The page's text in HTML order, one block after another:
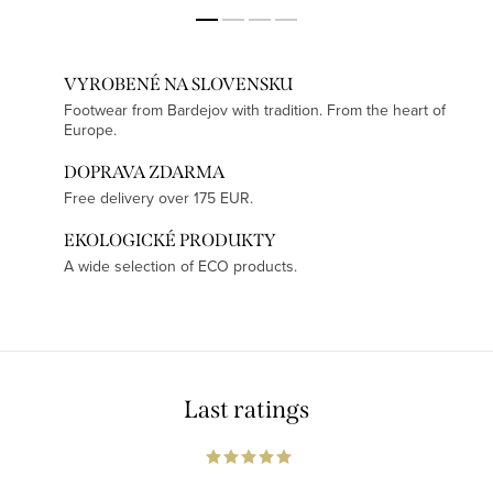
VYROBENÉ NA SLOVENSKU
Footwear from Bardejov with tradition. From the heart of
Europe.
DOPRAVA ZDARMA
Free delivery over 175 EUR.
EKOLOGICKÉ PRODUKTY
A wide selection of ECO products.
Last ratings